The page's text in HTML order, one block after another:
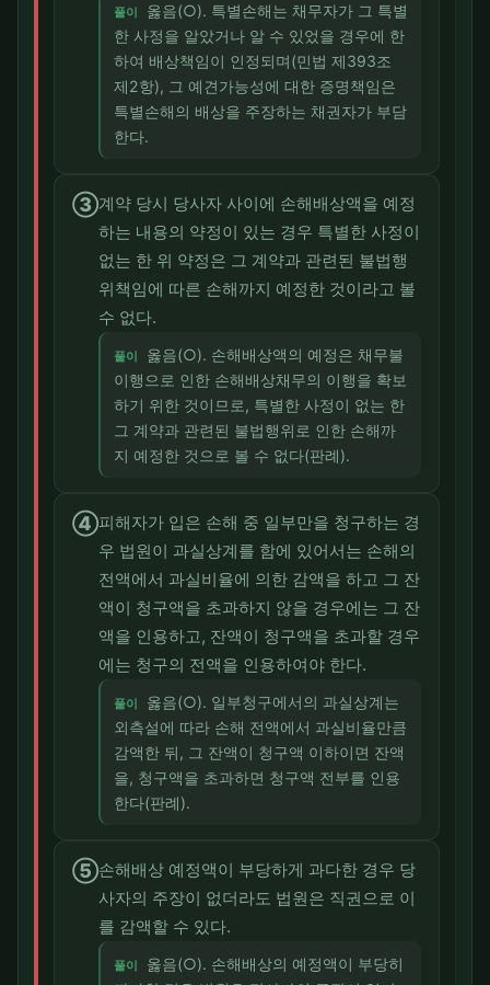
풀이
옳음(○). 특별손해는 채무자가 그 특별
한 사정을 알았거나 알 수 있었을 경우에 한
하여 배상책임이 인정되며(민법 제393조
제2항), 그 예견가능성에 대한 증명책임은
특별손해의 배상을 주장하는 채권자가 부담
한다.
③계약 당시 당사자 사이에 손해배상액을 예정
하는 내용의 약정이 있는 경우 특별한 사정이
없는 한 위 약정은 그 계약과 관련된 불법행
위책임에 따른 손해까지 예정한 것이라고 볼
수 없다.
풀이
옳음(○). 손해배상액의 예정은 채무불
이행으로 인한 손해배상채무의 이행을 확보
하기 위한 것이므로, 특별한 사정이 없는 한
그 계약과 관련된 불법행위로 인한 손해까
지 예정한 것으로 볼 수 없다(판례).
④피해자가 입은 손해 중 일부만을 청구하는 경
우 법원이 과실상계를 함에 있어서는 손해의
전액에서 과실비율에 의한 감액을 하고 그 잔
액이 청구액을 초과하지 않을 경우에는 그 잔
액을 인용하고, 잔액이 청구액을 초과할 경우
에는 청구의 전액을 인용하여야 한다.
풀이
옳음(○). 일부청구에서의 과실상계는
외측설에 따라 손해 전액에서 과실비율만큼
감액한 뒤, 그 잔액이 청구액 이하이면 잔액
을, 청구액을 초과하면 청구액 전부를 인용
한다(판례).
⑤손해배상 예정액이 부당하게 과다한 경우 당
사자의 주장이 없더라도 법원은 직권으로 이
를 감액할 수 있다.
풀이
옳음(○). 손해배상의 예정액이 부당히